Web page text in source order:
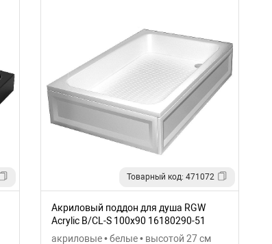
Товарный код: 471072
Акриловый поддон для душа RGW
Acrylic B/CL-S 100x90 16180290-51
акриловые • белые • высотой 27 см